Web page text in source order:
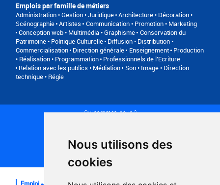
Nous utilisons des
cookies
Emplois par famille de métiers
Administration • Gestion • Juridique Architecture • Décoration •
Scénographie Artistes
Communication • Promotion • Marketing
Conception web • Multimédia • Graphisme Conservation du
Patrimoine • Politique Culturelle Diffusion • Distribution •
Commercialisation Direction générale Enseignement Production
• Réalisation • Programmation Professionnels de l’Ecriture
Relation avec les publics • Médiation
Son • Image • Direction
technique • Régie
Qui sommes-nous ?
Plan du site
FAQ recruteurs
FAQ